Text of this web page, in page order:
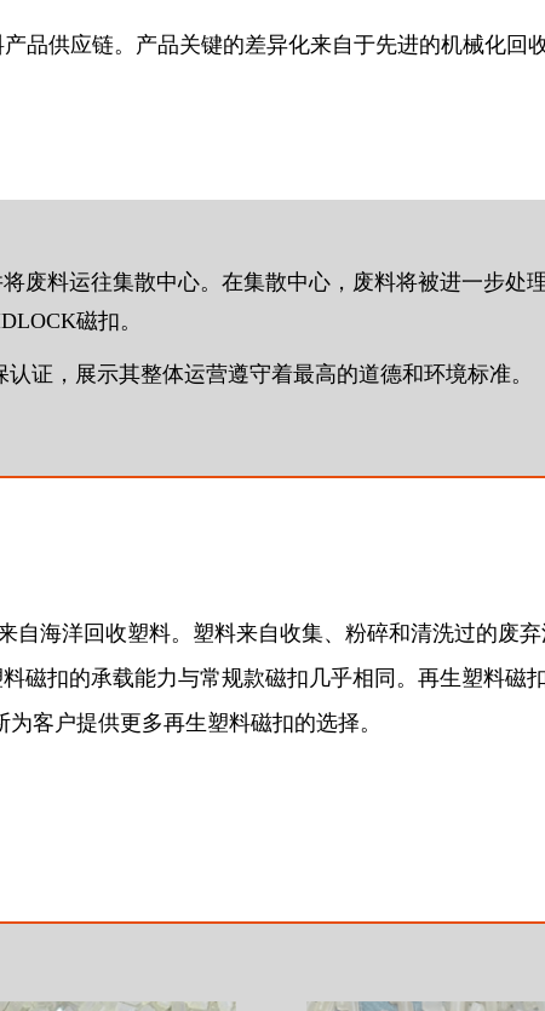
品供应链。产品关键的差异化来自于先进的机械化回
废料运往集散中心。在集散中心，废料将被进一步处
磁扣。
证，展示其整体运营遵守着最高的道德和环境标准。
自海洋回收塑料。塑料来自收集、粉碎和清洗过的废
磁扣的承载能力与常规款磁扣几乎相同。再生塑料磁
客户提供更多再生塑料磁扣的选择。